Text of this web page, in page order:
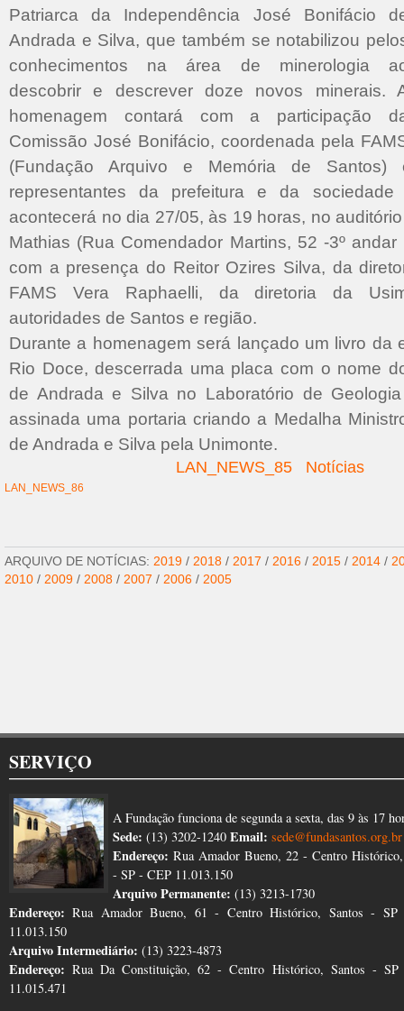
Patriarca da Independência José Bonifácio
Andrada e Silva, que também se notabilizou
conhecimentos na área de minerologia
descobrir e descrever doze novos minerais.
homenagem contará com a participação
Comissão José Bonifácio, coordenada pela
(Fundação Arquivo e Memória de Santos)
representantes da prefeitura e da
acontecerá no dia 27/05, às 19 horas, no
Mathias (Rua Comendador Martins, 52 -3º
com a presença do Reitor Ozires Silva, da
FAMS Vera Raphaelli, da diretoria da
autoridades de Santos e região.
Durante a homenagem será lançado um livro da
Rio Doce, descerrada uma placa com o nome
de Andrada e Silva no Laboratório de
assinada uma portaria criando a Medalha
de Andrada e Silva pela Unimonte.
LAN_NEWS_85 Notícias
LAN_NEWS_86
ARQUIVO DE NOTÍCIAS: 2019 / 2018 / 2017 / 2016 / 2015 / 2014 /
2010 / 2009 / 2008 / 2007 / 2006 / 2005
SERVIÇO
A Fundação funciona de segunda a sexta, das 9 às 17
Sede: (13) 3202-1240 Email: sede@fundasantos.org.br
Endereço: Rua Amador Bueno, 22 - Centro
- SP - CEP 11.013.150
Arquivo Permanente: (13) 3213-1730
Endereço: Rua Amador Bueno, 61 - Centro Histórico, Santos -
11.013.150
Arquivo Intermediário: (13) 3223-4873
Endereço: Rua Da Constituição, 62 - Centro Histórico, Santos -
11.015.471